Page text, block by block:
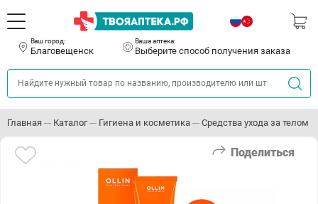
Ваш город:
Благовещенск
Ваша аптека:
Выберите способ получения заказа
Главная Каталог Гигиена и косметика Средства ухода за телом
Поделиться